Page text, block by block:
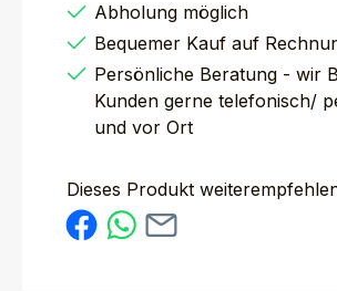
Abholung möglich
Bequemer Kauf auf
Persönliche Beratung - wir
Kunden gerne telefonisch/
und vor Ort
Dieses Produkt